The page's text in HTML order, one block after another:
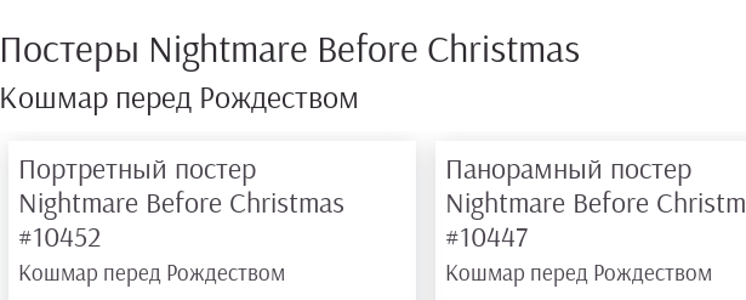
Постеры Nightmare Before Christmas
Кошмар перед Рождеством
Портретный постер
Nightmare Before Christmas
#10452
Кошмар перед Рождеством
Панорамный постер
Nightmare Before
#10447
Кошмар перед Рождеством